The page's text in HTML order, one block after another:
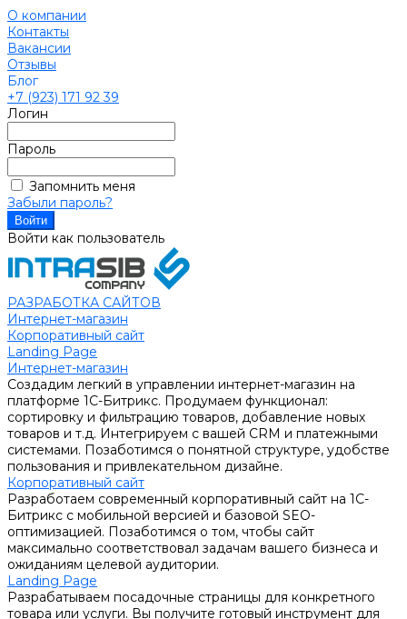
О компании
Контакты
Вакансии
Отзывы
Блог
+7 (923) 171 92 39
Логин
Пароль
Запомнить меня
Забыли пароль?
Войти как пользователь
РАЗРАБОТКА САЙТОВ
Интернет-магазин
Корпоративный сайт
Landing Page
Интернет-магазин
Создадим легкий в управлении интернет-магазин на
платформе 1С-Битрикс. Продумаем функционал:
сортировку и фильтрацию товаров, добавление новых
товаров и т.д. Интегрируем с вашей CRM и платежными
системами. Позаботимся о понятной структуре, удобстве
пользования и привлекательном дизайне.
Корпоративный сайт
Разработаем современный корпоративный сайт на 1С-
Битрикс с мобильной версией и базовой SEO-
оптимизацией. Позаботимся о том, чтобы сайт
максимально соответствовал задачам вашего бизнеса и
ожиданиям целевой аудитории.
Landing Page
Разрабатываем посадочные страницы для конкретного
товара или услуги. Вы получите готовый инструмент для